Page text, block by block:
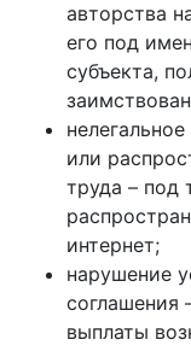
авторства
его под
субъекта,
или
труда – под
интернет;
нарушение
соглашения
выплаты